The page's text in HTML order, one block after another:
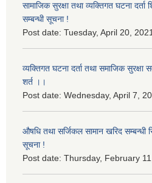
सामाजिक सुरक्षा तथा व्यक्तिगत घटना दर्ता
सम्बन्धी सूचना !
Post date: Tuesday, April 20,
व्यक्तिगत घटना दर्ता तथा समाजिक सुरक्षा
शर्त ।।
Post date: Wednesday, April 7,
औषधि तथा सर्जिकल सामान खरिद सम्बन्धी
सूचना !
Post date: Thursday, February